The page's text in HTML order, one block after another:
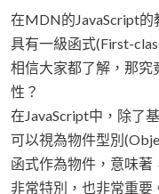
在MDN的JavaScript的
具有一級函式(First-
相信大家都了解，那究
性？
在JavaScript中，除了
可以視為物件型別
函式作為物件，意味
非常特別，也非常重要